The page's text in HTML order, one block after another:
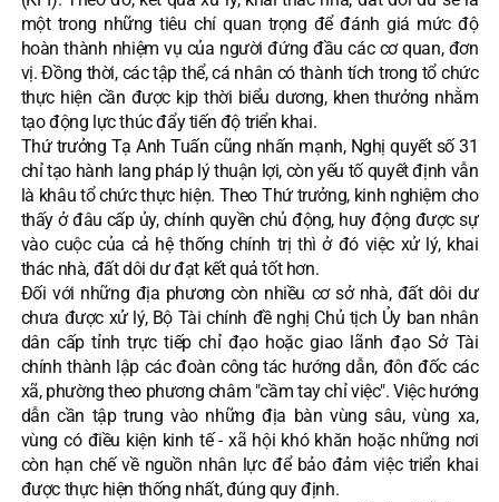
một trong những tiêu chí quan trọng để đánh giá mức độ
hoàn thành nhiệm vụ của người đứng đầu các cơ quan, đơn
vị. Đồng thời, các tập thể, cá nhân có thành tích trong tổ chức
thực hiện cần được kịp thời biểu dương, khen thưởng nhằm
tạo động lực thúc đẩy tiến độ triển khai.
Thứ trưởng Tạ Anh Tuấn cũng nhấn mạnh, Nghị quyết số 31
chỉ tạo hành lang pháp lý thuận lợi, còn yếu tố quyết định vẫn
là khâu tổ chức thực hiện. Theo Thứ trưởng, kinh nghiệm cho
thấy ở đâu cấp ủy, chính quyền chủ động, huy động được sự
vào cuộc của cả hệ thống chính trị thì ở đó việc xử lý, khai
thác nhà, đất dôi dư đạt kết quả tốt hơn.
Đối với những địa phương còn nhiều cơ sở nhà, đất dôi dư
chưa được xử lý, Bộ Tài chính đề nghị Chủ tịch Ủy ban nhân
dân cấp tỉnh trực tiếp chỉ đạo hoặc giao lãnh đạo Sở Tài
chính thành lập các đoàn công tác hướng dẫn, đôn đốc các
xã, phường theo phương châm "cầm tay chỉ việc". Việc hướng
dẫn cần tập trung vào những địa bàn vùng sâu, vùng xa,
vùng có điều kiện kinh tế - xã hội khó khăn hoặc những nơi
còn hạn chế về nguồn nhân lực để bảo đảm việc triển khai
được thực hiện thống nhất, đúng quy định.